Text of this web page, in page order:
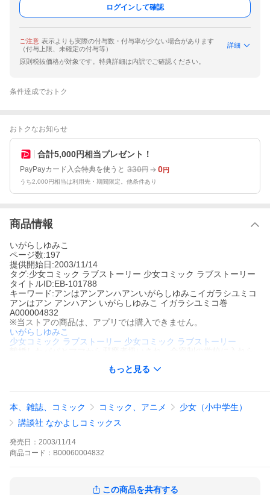
ログインして確認
ご注意 表示よりも実際の付与数・付与率が少ない場合があります
（付与上限、未確定の付与等）
詳細
原則税抜価格が対象です。特典詳細は内訳でご確認ください。
条件達成でおトク
おトクなお知らせ
合計5,000円相当プレゼント！
PayPayカード入会特典を使うと 330円 0円
うち2,000円相当は利用先・期間限定。他条件あり
商品情報
いがらしゆみこ
ページ数:197
提供開始日:2003/11/14
タグ:少女コミック ラブストーリー 少女コミック ラブストーリー
タイトルID:EB-101788
キーワード:アンはアンアンハアンいがらしゆみこイガラシユミコ
アンはアン アンハアン いがらしゆみこ イガラシユミコ巻
A000004832
※当ストアの商品は、アプリでは購入できません。
いがらしゆみこ
少女コミック ラブストーリー 少女コミック ラブストーリー
けようとする。自分の力で生きていこうとするアンは、ロリポッ
アンはアンの作品をもっと見る
もっと見る
本、雑誌、コミック コミック、アニメ
少女（小中学生）
講談社 なかよしコミックス
発売日： 2003/11/14
商品 コード： B00060004832
この商品を共有する